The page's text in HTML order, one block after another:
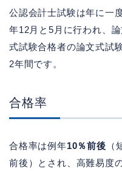
公認会計士試験は年に一
年12月と5月に行われ、
式試験合格者の論文式試
2年間です。
合格率
合格率は例年10％前後
前後）とされ、高難易度